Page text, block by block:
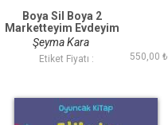
Boya Sil Boya 2
Marketteyim Evdeyim
Parktayım 2 5 yaş
Şeyma Kara
Etiket Fiyatı : 550,00 ₺